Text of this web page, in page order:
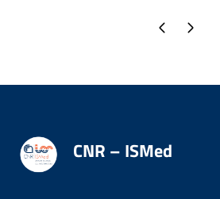
Pagina precedente
Pagina successiva
CNR – ISMed